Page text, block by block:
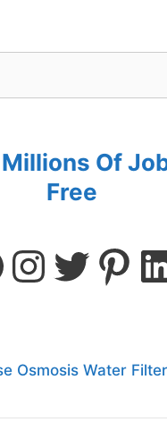
Of
Free
Osmosis Water